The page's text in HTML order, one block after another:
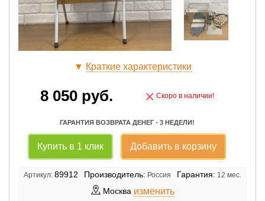
▼ Краткие характеристики
8 050 руб. × Скоро в наличии!
ГАРАНТИЯ ВОЗВРАТА ДЕНЕГ - 3 НЕДЕЛИ!
Купить в 1 клик Добавить в корзину
Артикул: 89912 Производитель: Россия Гарантия: 12 мес.
Москва изменить